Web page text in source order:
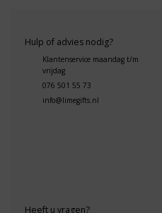
Hulp of advies nodig?
Klantenservice maandag t/m
vrijdag
076 501 55 73
info@limegifts.nl
Heeft u vragen?